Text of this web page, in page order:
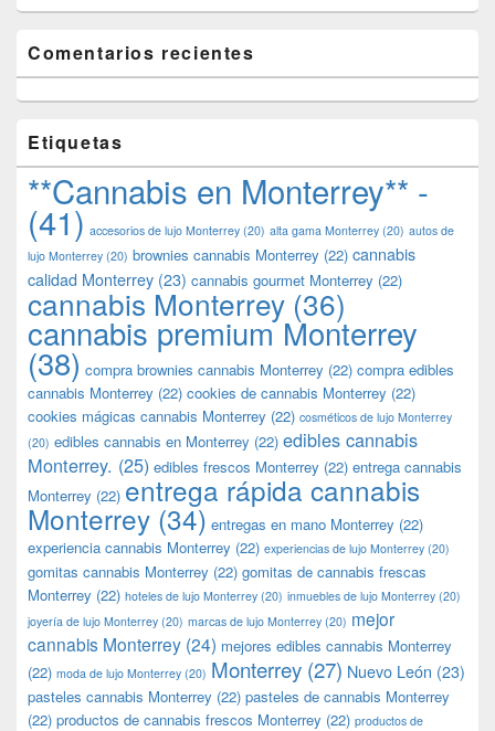
Comentarios recientes
Etiquetas
**Cannabis en Monterrey** -
(41) accesorios de lujo Monterrey (20) alta gama Monterrey (20) autos de
lujo Monterrey (20) brownies cannabis Monterrey (22) cannabis
calidad Monterrey (23) cannabis gourmet Monterrey (22)
cannabis Monterrey (36)
cannabis premium Monterrey
(38) compra brownies cannabis Monterrey (22) compra edibles
cannabis Monterrey (22) cookies de cannabis Monterrey (22)
cookies mágicas cannabis Monterrey (22) cosméticos de lujo Monterrey
(20) edibles cannabis en Monterrey (22) edibles cannabis
Monterrey. (25) edibles frescos Monterrey (22) entrega cannabis
Monterrey (22) entrega rápida cannabis
Monterrey (34) entregas en mano Monterrey (22)
experiencia cannabis Monterrey (22) experiencias de lujo Monterrey (20)
gomitas cannabis Monterrey (22) gomitas de cannabis frescas
Monterrey (22) hoteles de lujo Monterrey (20) inmuebles de lujo Monterrey (20)
joyería de lujo Monterrey (20) marcas de lujo Monterrey (20) mejor
cannabis Monterrey (24) mejores edibles cannabis Monterrey
(22) moda de lujo Monterrey (20) Monterrey (27) Nuevo León (23)
pasteles cannabis Monterrey (22) pasteles de cannabis Monterrey
(22) productos de cannabis frescos Monterrey (22) productos de